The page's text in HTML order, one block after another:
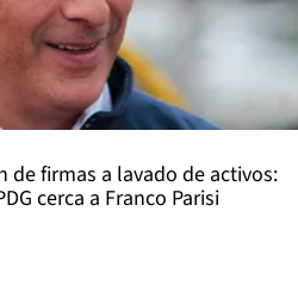
de firmas a lavado de activos:
cerca a Franco Parisi